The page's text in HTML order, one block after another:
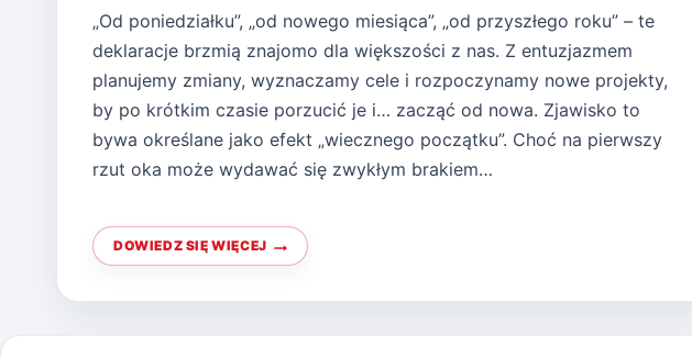
„Od poniedziałku”, „od nowego miesiąca”, „od przyszłego roku” – te
deklaracje brzmią znajomo dla większości z nas. Z entuzjazmem
planujemy zmiany, wyznaczamy cele i rozpoczynamy nowe projekty,
by po krótkim czasie porzucić je i… zacząć od nowa. Zjawisko to
bywa określane jako efekt „wiecznego początku”. Choć na pierwszy
rzut oka może wydawać się zwykłym brakiem…
DOWIEDZ SIĘ WIĘCEJ
EFEKT
„WIECZNEGO
CZEMU